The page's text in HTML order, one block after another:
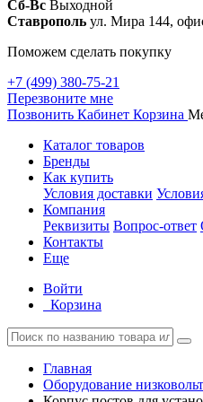
Сб-Вс Выходной
Ставрополь ул. Мира 144,
Поможем сделать покупку
+7 (499) 380-75-21
Перезвоните мне
Позвонить Кабинет Корзина
Каталог товаров
Бренды
Как купить
Условия доставки
Компания
Реквизиты Вопрос-ответ
Контакты
Еще
Войти
Корзина
Главная
Оборудование